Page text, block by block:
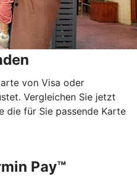
von Visa oder
Vergleichen Sie jetzt
die für Sie passende Karte
Pay™